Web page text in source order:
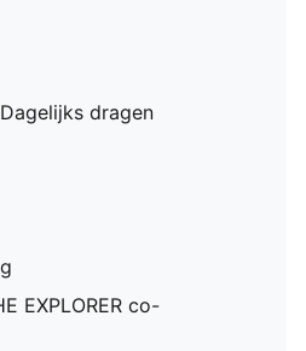
dragen
EXPLORER co-